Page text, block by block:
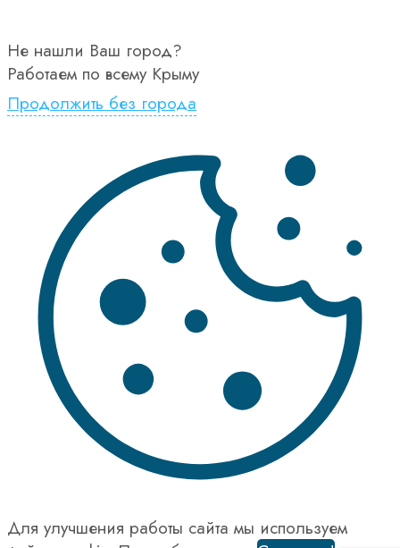
Не нашли Ваш город?
Работаем по всему Крыму
Продолжить без города
Для улучшения работы сайта мы используем